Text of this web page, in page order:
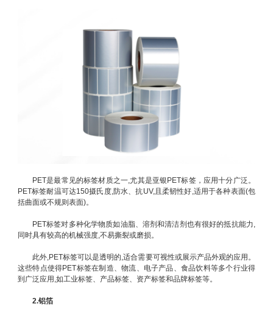
PET是最常见的标签材质之一,尤其是亚银PET标签，应用十分广泛。
PET标签耐温可达150摄氏度,防水、抗UV,且柔韧性好,适用于各种表面(包
括曲面或不规则表面)。
PET标签对多种化学物质如油脂、溶剂和清洁剂也有很好的抵抗能力,
同时具有较高的机械强度,不易撕裂或磨损。
此外,PET标签可以是透明的,适合需要可视性或展示产品外观的应用。
这些特点使得PET标签在制造、物流、电子产品、食品饮料等多个行业得
到广泛应用,如工业标签、产品标签、资产标签和品牌标签等。
2.铝箔